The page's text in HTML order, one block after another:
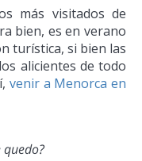
más visitados de
bien, es en verano
turística, si bien las
alicientes de todo
venir a Menorca en
quedo?